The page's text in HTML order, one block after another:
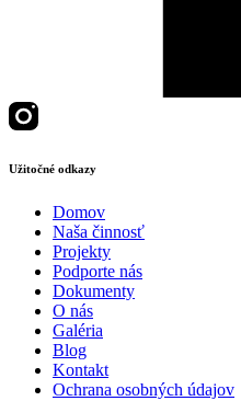
Užitočné odkazy
Domov
Naša činnosť
Projekty
Podporte nás
Dokumenty
O nás
Galéria
Blog
Kontakt
Ochrana osobných údajov